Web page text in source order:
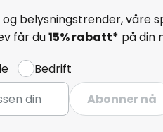
belysningstrender, våre
får du15% rabatt* på din
Bedrift
Abonner nå